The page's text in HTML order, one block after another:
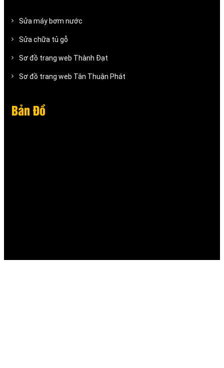
Sửa máy bơm nước
Sửa chữa tủ gỗ
Sơ đồ trang web Thành Đạt
Sơ đồ trang web Tân Thuận Phát
Bản Đồ